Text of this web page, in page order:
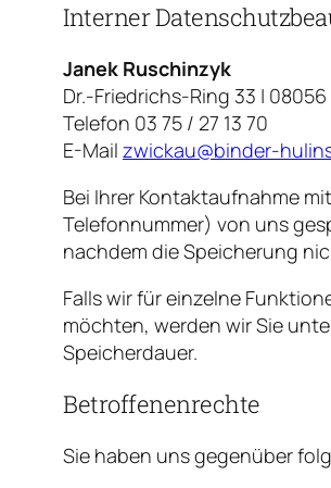
Interner
Janek Ruschinzyk
Dr.-Friedrichs-Ring 33 |
Telefon 03 75 / 27 13 70
E-Mail zwickau@binder-
Bei Ihrer Kontaktaufnahme
Telefonnummer) von uns
nachdem die Speicherung
Falls wir für einzelne
möchten, werden wir Sie
Speicherdauer.
Betroffenenrechte
Sie haben uns gegenüber